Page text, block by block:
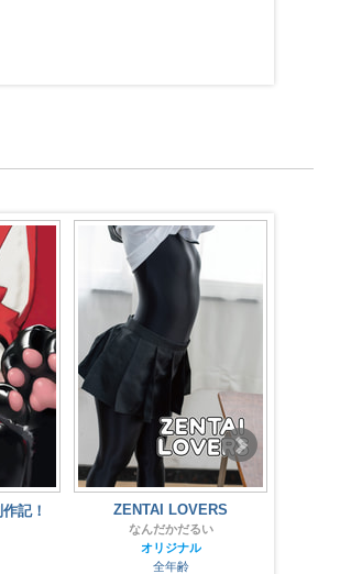
multitude of colors
Binding Update
写真集
全年齢